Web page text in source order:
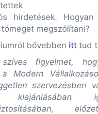
hirdetések.
megszólítani?
bővebben itt tud
szíves figyelmet,
Modern
szervezésben
kiajánlásában